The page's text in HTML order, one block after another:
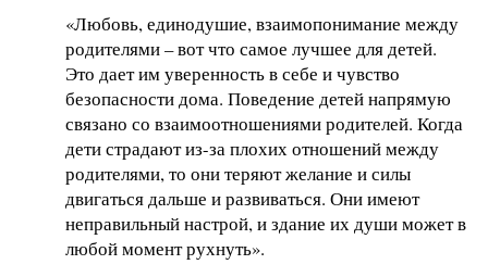
«Любовь, единодушие, взаимопонимание между
родителями – вот что самое лучшее для детей.
Это дает им уверенность в себе и чувство
безопасности дома. Поведение детей напрямую
связано со взаимоотношениями родителей. Когда
дети страдают из-за плохих отношений между
родителями, то они теряют желание и силы
двигаться дальше и развиваться. Они имеют
неправильный настрой, и здание их души может в
любой момент рухнуть».